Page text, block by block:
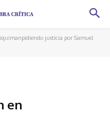
justicia por Samuel
en